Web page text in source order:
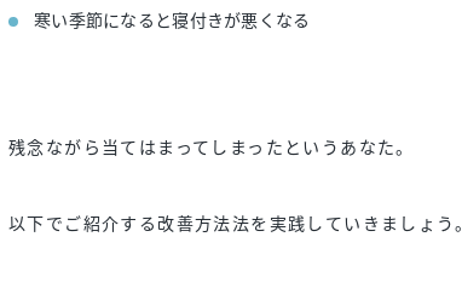
寒い季節になると寝付きが悪くなる
残念ながら当てはまってしまったというあなた。
以下でご紹介する改善方法法を実践していきましょう。